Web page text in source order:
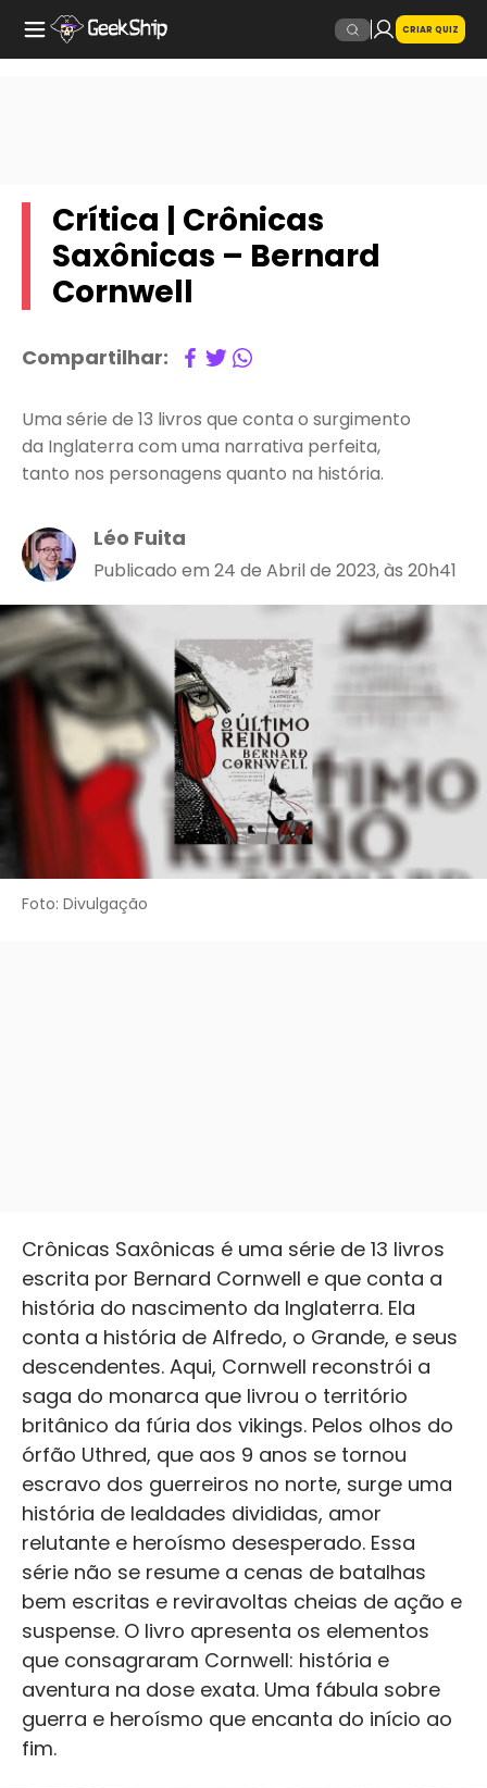
CRIAR QUIZ
Crítica | Crônicas
Saxônicas – Bernard
Cornwell
Compartilhar:
Uma série de 13 livros que conta o surgimento
da Inglaterra com uma narrativa perfeita,
tanto nos personagens quanto na história.
Léo Fuita
Publicado em 24 de Abril de 2023, às 20h41
Foto: Divulgação
Crônicas Saxônicas é uma série de 13 livros
escrita por Bernard Cornwell e que conta a
história do nascimento da Inglaterra. Ela
conta a história de Alfredo, o Grande, e seus
descendentes. Aqui, Cornwell reconstrói a
saga do monarca que livrou o território
britânico da fúria dos vikings. Pelos olhos do
órfão Uthred, que aos 9 anos se tornou
escravo dos guerreiros no norte, surge uma
história de lealdades divididas, amor
relutante e heroísmo desesperado. Essa
série não se resume a cenas de batalhas
bem escritas e reviravoltas cheias de ação e
suspense. O livro apresenta os elementos
que consagraram Cornwell: história e
aventura na dose exata. Uma fábula sobre
guerra e heroísmo que encanta do início ao
fim.